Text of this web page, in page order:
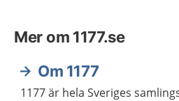
Mer om 1177.se
Om 1177
1177 är hela Sveriges samlingsplats för information